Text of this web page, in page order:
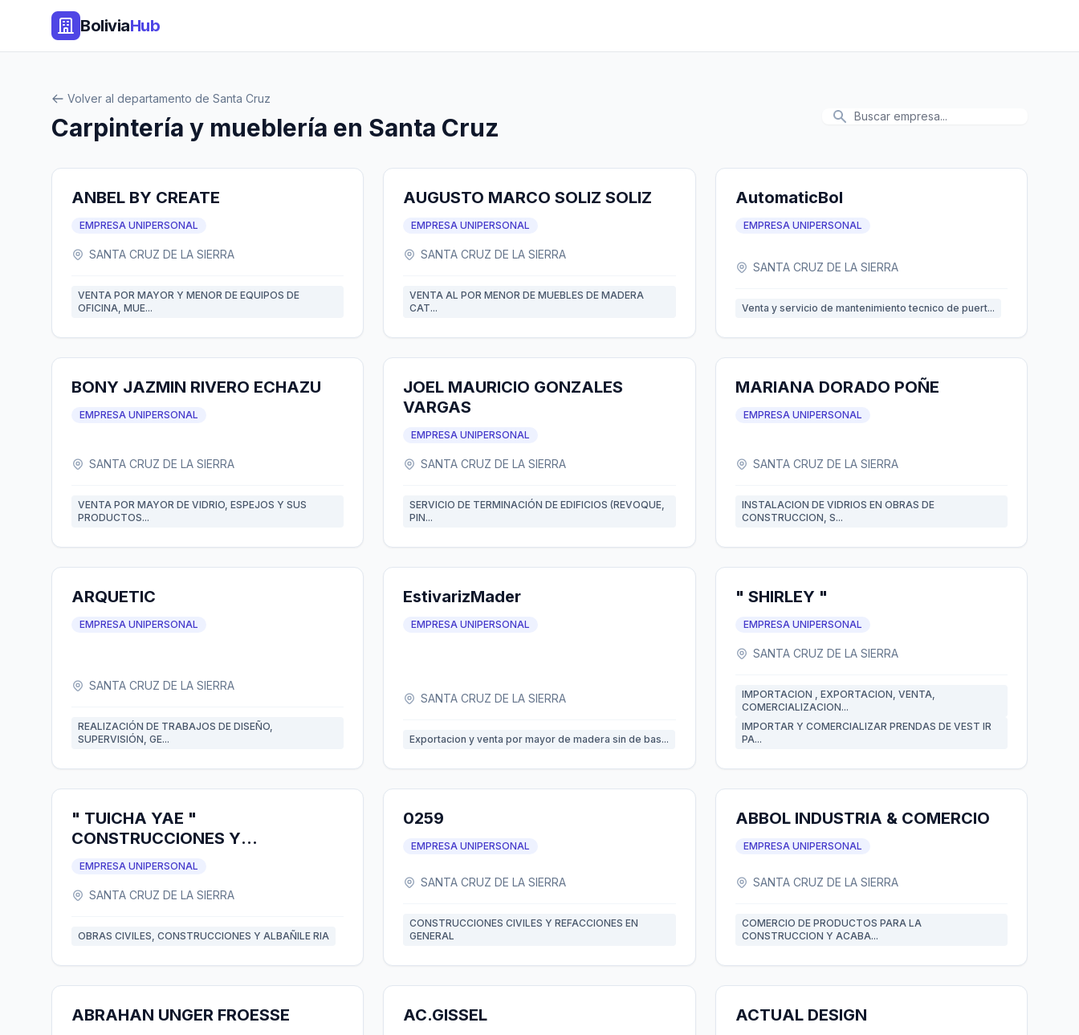
BoliviaHub
Volver al departamento de Santa Cruz
Carpintería y mueblería en Santa Cruz
ANBEL BY CREATE
EMPRESA UNIPERSONAL
SANTA CRUZ DE LA SIERRA
VENTA POR MAYOR Y MENOR DE EQUIPOS DE
OFICINA, MUE...
AUGUSTO MARCO SOLIZ SOLIZ
EMPRESA UNIPERSONAL
SANTA CRUZ DE LA SIERRA
VENTA AL POR MENOR DE MUEBLES DE MADERA
CAT...
AutomaticBol
EMPRESA UNIPERSONAL
SANTA CRUZ DE LA SIERRA
Venta y servicio de mantenimiento tecnico de puert...
BONY JAZMIN RIVERO ECHAZU
EMPRESA UNIPERSONAL
SANTA CRUZ DE LA SIERRA
VENTA POR MAYOR DE VIDRIO, ESPEJOS Y SUS
PRODUCTOS...
JOEL MAURICIO GONZALES
VARGAS
EMPRESA UNIPERSONAL
SANTA CRUZ DE LA SIERRA
SERVICIO DE TERMINACIÓN DE EDIFICIOS (REVOQUE,
PIN...
MARIANA DORADO POÑE
EMPRESA UNIPERSONAL
SANTA CRUZ DE LA SIERRA
INSTALACION DE VIDRIOS EN OBRAS DE
CONSTRUCCION, S...
ARQUETIC
EMPRESA UNIPERSONAL
SANTA CRUZ DE LA SIERRA
REALIZACIÓN DE TRABAJOS DE DISEÑO,
SUPERVISIÓN, GE...
EstivarizMader
EMPRESA UNIPERSONAL
SANTA CRUZ DE LA SIERRA
Exportacion y venta por mayor de madera sin de bas...
" SHIRLEY "
EMPRESA UNIPERSONAL
SANTA CRUZ DE LA SIERRA
IMPORTACION , EXPORTACION, VENTA,
COMERCIALIZACION...
IMPORTAR Y COMERCIALIZAR PRENDAS DE VEST IR
PA...
" TUICHA YAE "
CONSTRUCCIONES Y
PROYECTOS
EMPRESA UNIPERSONAL
SANTA CRUZ DE LA SIERRA
OBRAS CIVILES, CONSTRUCCIONES Y ALBAÑILE RIA
0259
EMPRESA UNIPERSONAL
SANTA CRUZ DE LA SIERRA
CONSTRUCCIONES CIVILES Y REFACCIONES EN
GENERAL
ABBOL INDUSTRIA & COMERCIO
EMPRESA UNIPERSONAL
SANTA CRUZ DE LA SIERRA
COMERCIO DE PRODUCTOS PARA LA
CONSTRUCCION Y ACABA...
ABRAHAN UNGER FROESSE AC.GISSEL ACTUAL DESIGN